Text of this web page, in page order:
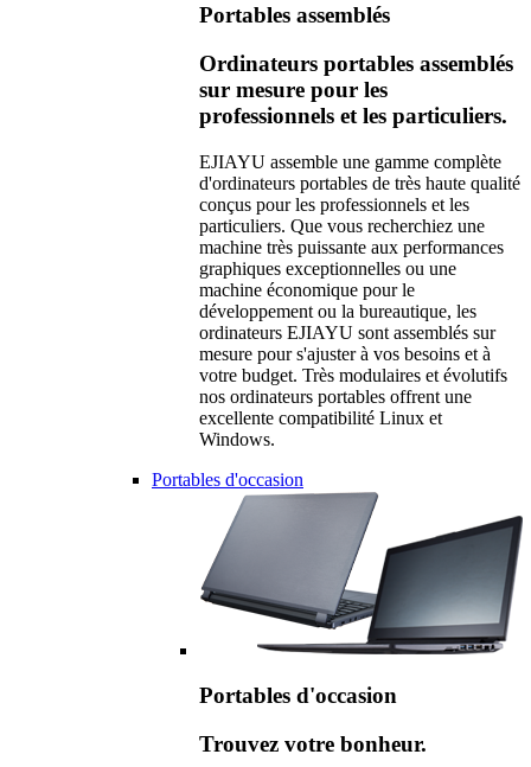
Portables assemblés
Ordinateurs portables assemblés
sur mesure pour les
professionnels et les particuliers.
EJIAYU assemble une gamme complète
d'ordinateurs portables de très haute qualité
conçus pour les professionnels et les
particuliers. Que vous recherchiez une
machine très puissante aux performances
graphiques exceptionnelles ou une
machine économique pour le
développement ou la bureautique, les
ordinateurs EJIAYU sont assemblés sur
mesure pour s'ajuster à vos besoins et à
votre budget. Très modulaires et évolutifs
nos ordinateurs portables offrent une
excellente compatibilité Linux et
Windows.
Portables d'occasion
Portables d'occasion
Trouvez votre bonheur.